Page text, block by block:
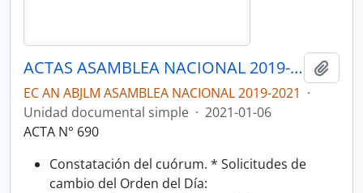
ACTAS ASAMBLEA NACIONAL 2019-2021
EC AN ABJLM ASAMBLEA NACIONAL 2019-2021 ·
Unidad documental simple · 2021-01-06
ACTA N° 690
Constatación del cuórum. * Solicitudes de
cambio del Orden del Día: